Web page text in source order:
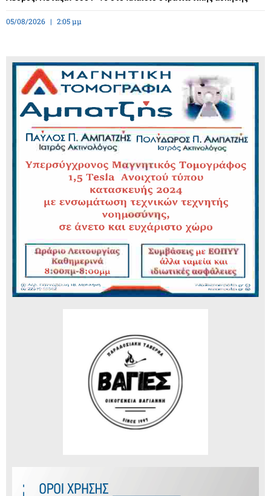
05/08/2026 2:05 μμ